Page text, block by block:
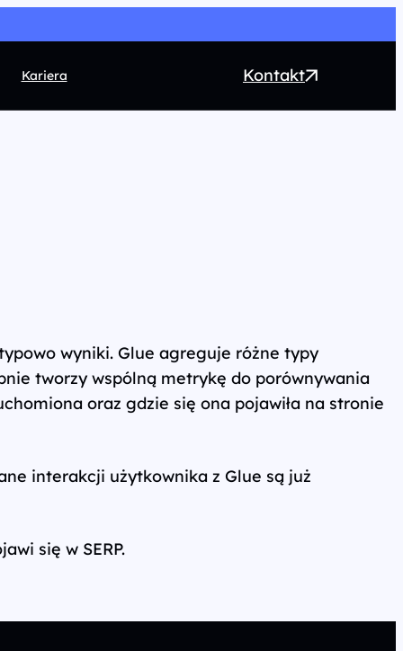
Kariera Kontakt
wyniki. Glue agreguje różne typy
tworzy wspólną metrykę do porównywania
oraz gdzie się ona pojawiła na stronie
interakcji użytkownika z Glue są już
się w SERP.